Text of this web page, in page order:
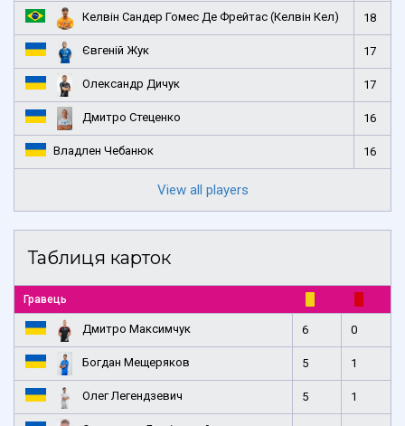
Келвін Сандер Гомес Де Фрейтас (Келвін Кел) 18
Євгеній Жук 17
Олександр Дичук 17
Дмитро Стеценко 16
Владлен Чебанюк 16
View all players
Таблиця карток
Гравець
Дмитро Максимчук 6 0
Богдан Мещеряков 5 1
Олег Легендзевич 5 1